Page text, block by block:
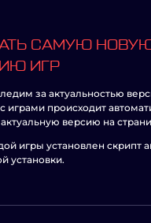
САМУЮ
ИГР
за актуальностью
играми происходит
версию на
игры установлен скрипт
установки.